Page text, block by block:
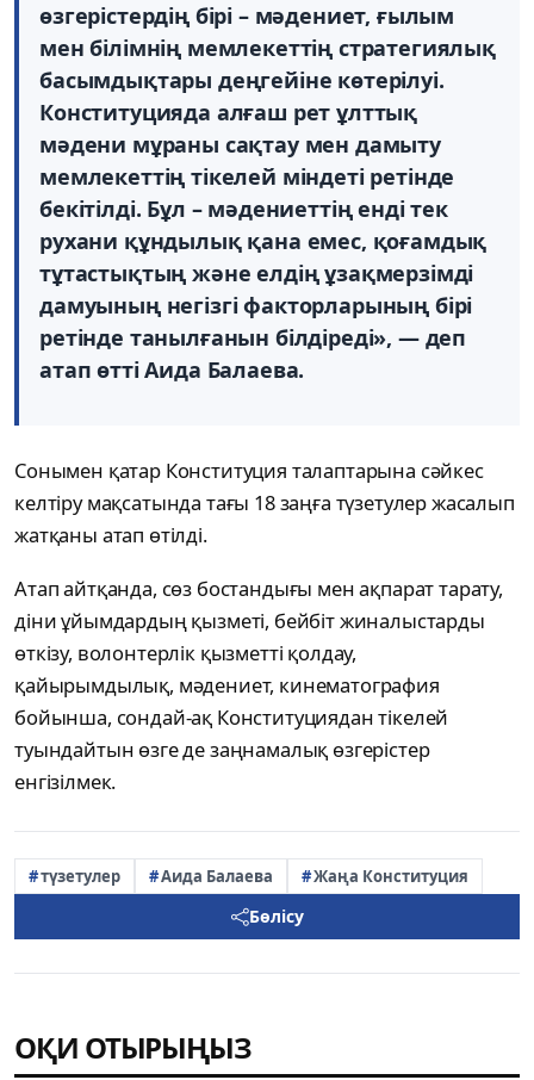
өзгерістердің бірі – мәдениет, ғылым
мен білімнің мемлекеттің стратегиялық
басымдықтары деңгейіне көтерілуі.
Конституцияда алғаш рет ұлттық
мәдени мұраны сақтау мен дамыту
мемлекеттің тікелей міндеті ретінде
бекітілді. Бұл – мәдениеттің енді тек
рухани құндылық қана емес, қоғамдық
тұтастықтың және елдің ұзақмерзімді
дамуының негізгі факторларының бірі
ретінде танылғанын білдіреді», — деп
атап өтті Аида Балаева.
Сонымен қатар Конституция талаптарына сәйкес
келтіру мақсатында тағы 18 заңға түзетулер жасалып
жатқаны атап өтілді.
Атап айтқанда, сөз бостандығы мен ақпарат тарату,
діни ұйымдардың қызметі, бейбіт жиналыстарды
өткізу, волонтерлік қызметті қолдау,
қайырымдылық, мәдениет, кинематография
бойынша, сондай-ақ Конституциядан тікелей
туындайтын өзге де заңнамалық өзгерістер
енгізілмек.
түзетулер Аида Балаева Жаңа Конституция
Бөлісу
ОҚИ ОТЫРЫҢЫЗ